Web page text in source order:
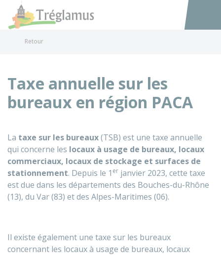
Accéder
Retour
Taxe annuelle sur les
bureaux en région PACA
La taxe sur les bureaux(TSB) est une taxe annuelle
qui concerne les locaux à usage de bureaux, locaux
commerciaux, locaux de stockage et surfaces de
stationnement. Depuis le 1 er janvier 2023, cette taxe
est due dans les départements des Bouches-du-Rhône
(13), du Var (83) et des Alpes-Maritimes (06).
Il existe également une taxe sur les bureaux
concernant les locaux à usage de bureaux, locaux